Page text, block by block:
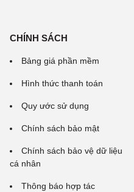
CHÍNH SÁCH
Bảng giá phần mềm
Hình thức thanh toán
Quy ước sử dụng
Chính sách bảo mật
Chính sách bảo vệ dữ liệu
cá nhân
Thông báo hợp tác